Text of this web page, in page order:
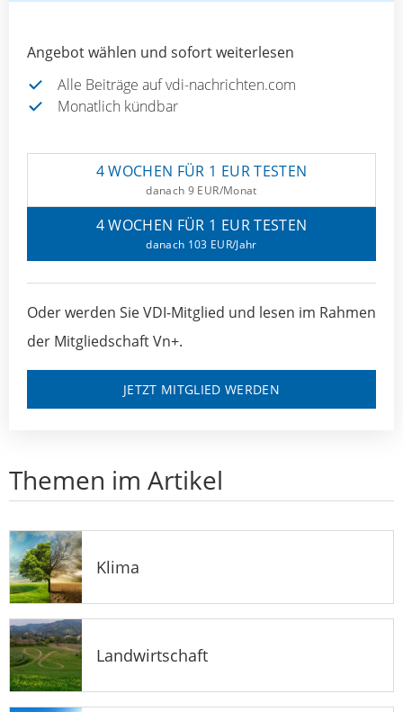
Angebot wählen und sofort weiterlesen
Alle Beiträge auf vdi-nachrichten.com
Monatlich kündbar
4 WOCHEN FÜR 1 EUR TESTEN
danach 9 EUR/Monat
4 WOCHEN FÜR 1 EUR TESTEN
danach 103 EUR/Jahr
Oder werden Sie VDI-Mitglied und lesen im Rahmen
der Mitgliedschaft Vn+.
JETZT MITGLIED WERDEN
Themen im Artikel
Klima
Landwirtschaft